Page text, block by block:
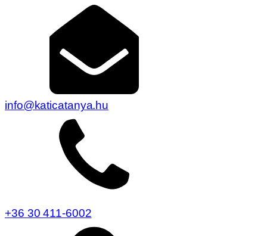
info@katicatanya.hu
+36 30 411-6002